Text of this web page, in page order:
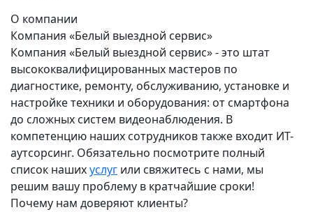
О компании
Компания «Белый выездной сервис»
Компания «Белый выездной сервис» - это штат
высококвалифицированных мастеров по
диагностике, ремонту, обслуживанию, установке и
настройке техники и оборудования: от смартфона
до сложных систем видеонаблюдения. В
компетенцию наших сотрудников также входит ИТ-
аутсорсинг. Обязательно посмотрите полный
список нашихуслуг или свяжитесь с нами, мы
решим вашу проблему в кратчайшие сроки!
Почему нам доверяют клиенты?